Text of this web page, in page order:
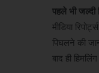
पहले भी जल्दी
मीडिया
पिघलने की
बाद ही